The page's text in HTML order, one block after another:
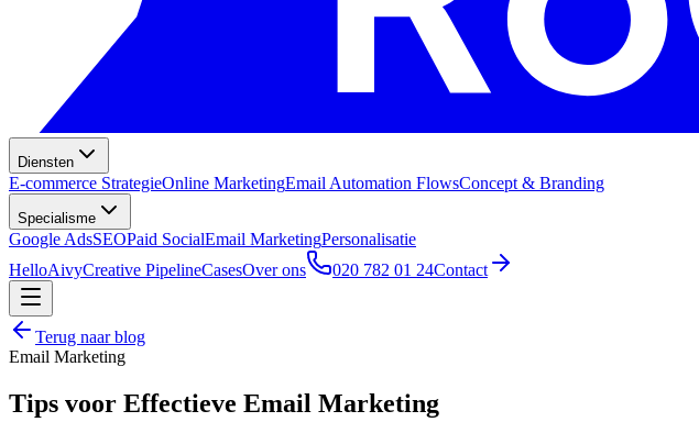
Diensten
E-commerce StrategieOnline MarketingEmail Automation FlowsConcept & Branding
Specialisme
Google AdsSEOPaid SocialEmail MarketingPersonalisatie
HelloAivyCreative PipelineCasesOver ons 020 782 01 24Contact
Terug naar blog
Email Marketing
Tips voor Effectieve Email Marketing